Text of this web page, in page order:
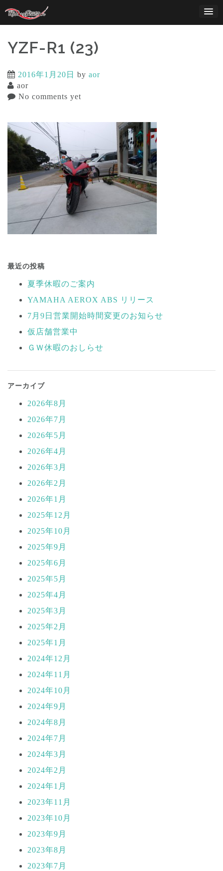
content
YZF-R1 (23)
2016年1月20日 by aor
aor
No comments yet
稿
ナ
ゲ
ー
シ
ン
最近の投稿
夏季休暇のご案内
YAMAHA AEROX ABS リリース
7月9日営業開始時間変更のお知らせ
仮店舗営業中
ＧＷ休暇のおしらせ
アーカイブ
2026年8月
2026年7月
2026年5月
2026年4月
2026年3月
2026年2月
2026年1月
2025年12月
2025年10月
2025年9月
2025年6月
2025年5月
2025年4月
2025年3月
2025年2月
2025年1月
2024年12月
2024年11月
2024年10月
2024年9月
2024年8月
2024年7月
2024年3月
2024年2月
2024年1月
2023年11月
2023年10月
2023年9月
2023年8月
2023年7月